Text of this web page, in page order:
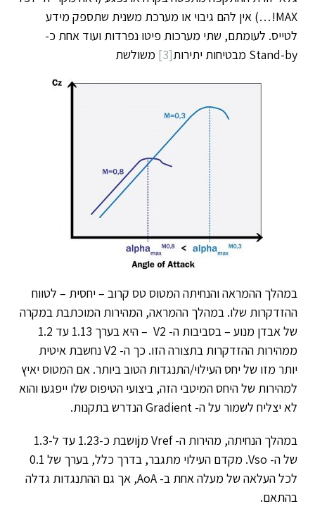
MAX!…) אין להם גיבוי או מערכת משנית שתספק מידע
לטייס. לעומתם, שתי מערכות פיטו נפרדות ועוד אחת כ-
Stand-by מבטיחות יתירות
[3] משולשת
במהלך ההמראה והנחיתה המטוס טס קרוב – יחסית – לטווח
ההזדקרות שלו. במהלך ההמראה, המהירות המוכתבת במקרה
של אבדן מנוע – בסביבות ה- V2 – היא בערך 1.13 עד 1.2
ממהירות ההזדקרות בתצורה הזו. כך ה- V2 נחשבת איטית
יותר מזו של יחס העילוי/התנגדות הטוב ביותר. אם המטוס יאיץ
למהירות של היחס המיטבי הזה, ביצועי הטיפוס שלו ייפגעו והוא
לא יצליח לשמור על ה- Gradient הנדרש בתקנות.
במהלך הנחיתה, מהירות ה- Vref מjושבת כ-1.23 עד ל-1.3
של ה- Vso. מקדם העילוי מתגבר, בדרך כלל, בערך של 0.1
לכל העלאה של מעלה אחת ב- AoA, אך גם ההתנגדות גדלה
בהתאם.